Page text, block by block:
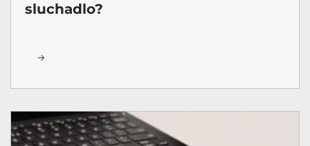
sluchadlo?